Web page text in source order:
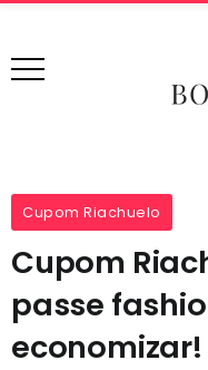
Cupom Riachuelo
Cupom
passe
economizar!